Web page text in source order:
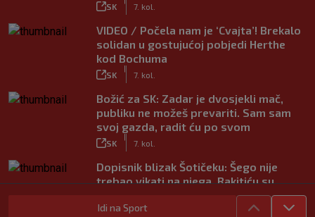
SK 7. kol.
VIDEO / Počela nam je ‘Cvajta’! Brekalo
solidan u gostujućoj pobjedi Herthe
kod Bochuma
SK 7. kol.
Božić za SK: Zadar je dvosjekli mač,
publiku ne možeš prevariti. Sam sam
svoj gazda, radit ću po svom
SK 7. kol.
Dopisnik blizak Šotičeku: Šego nije
trebao vikati na njega, Rakitiću su
također svi bili dinamovci…
SK
|
7. kol.
Idi na Sport